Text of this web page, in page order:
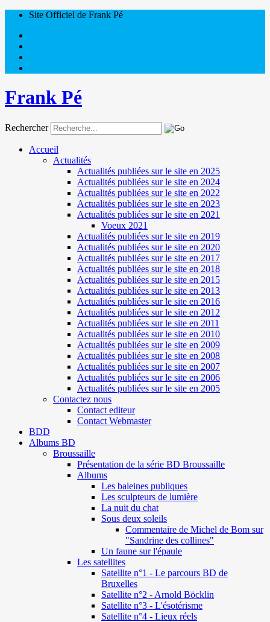
Site Officiel de Frank Pé
Frank Pé
Rechercher
Accueil
Actualités
Actualités publiées sur le site en 2025
Actualités publiées sur le site en 2024
Actualités publiées sur le site en 2022
Actualités publiées sur le site en 2023
Actualités publiées sur le site en 2021
Voeux 2021
Actualités publiées sur le site en 2019
Actualités publiées sur le site en 2020
Actualités publiées sur le site en 2017
Actualités publiées sur le site en 2018
Actualités publiées sur le site en 2015
Actualités publiées sur le site en 2013
Actualités publiées sur le site en 2016
Actualités publiées sur le site en 2012
Actualités publiées sur le site en 2011
Actualités publiées sur le site en 2010
Actualités publiées sur le site en 2009
Actualités publiées sur le site en 2008
Actualités publiées sur le site en 2007
Actualités publiées sur le site en 2006
Actualités publiées sur le site en 2005
Contactez nous
Contact editeur
Contact Webmaster
BDD
Albums BD
Broussaille
Présentation de la série BD Broussaille
Albums
Les baleines publiques
Les sculpteurs de lumière
La nuit du chat
Sous deux soleils
Commentaire de Michel de Bom sur
"Sandrine des collines"
Un faune sur l'épaule
Les satellites
Satellite n°1 - Le parcours BD de
Bruxelles
Satellite n°2 - Arnold Böcklin
Satellite n°3 - L'ésotérisme
Satellite n°4 - Lieux réels